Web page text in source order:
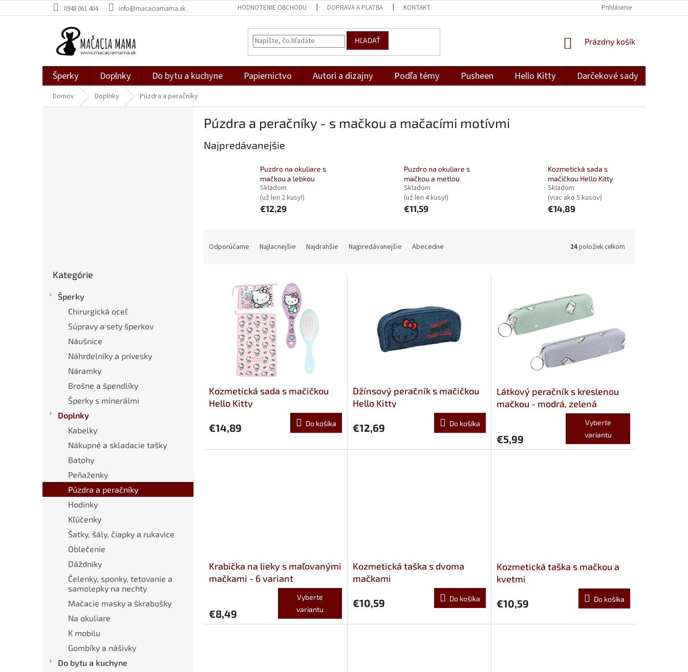
na
0948 061 404 info@macaciamama.sk HODNOTENIE OBCHODU DOPRAVA A PLATBA KONTAKT Prihlásenie
HĽADAŤ
NÁKUPNÝ
Prázdny košík
Šperky Doplnky Do bytu a kuchyne Papierníctvo Autori a dizajny Podľa témy Pusheen Hello Kitty Darčekové sady
Domov Doplnky Púzdra a peračníky
kategórie
Kategórie
Šperky
Chirurgická oceľ
Súpravy a sety šperkov
Náušnice
Náhrdelníky a prívesky
Náramky
Brošne a špendlíky
Šperky s minerálmi
Doplnky
Kabelky
Nákupné a skladacie tašky
Batohy
Peňaženky
Púzdra a peračníky
Hodinky
Kľúčenky
Šatky, šály, čiapky a rukavice
Oblečenie
Dáždniky
Čelenky, sponky, tetovanie a
samolepky na nechty
Mačacie masky a škrabošky
Na okuliare
K mobilu
Gombíky a nášivky
Do bytu a kuchyne
Púzdra a peračníky - s mačkou a mačacími motívmi
Najpredávanejšie
Puzdro na okuliare s
mačkou a lebkou
Skladom
(už len 2 kusy!)
€12,29
Puzdro na okuliare s
mačkou a metlou
Skladom
(už len 4 kusy!)
€11,59
Kozmetická sada s
mačičkou Hello Kitty
Skladom
(viac ako 5 kusov)
€14,89
Odporúčame Najlacnejšie Najdrahšie Najpredávanejšie Abecedne 24položiek celkom
Kozmetická sada s mačičkou
Hello Kitty
€14,89 Do košíka
Džínsový peračník s mačičkou
Hello Kitty
€12,69 Do košíka
Látkový peračník s kreslenou
mačkou - modrá, zelená
€5,99
Vyberte
variantu
Krabička na lieky s maľovanými
mačkami - 6 variant
€8,49
Vyberte
variantu
Kozmetická taška s dvoma
mačkami
€10,59 Do košíka
Kozmetická taška s mačkou a
kvetmi
€10,59 Do košíka